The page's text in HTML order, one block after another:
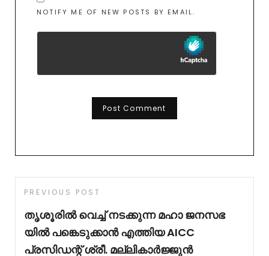
NOTIFY ME OF NEW POSTS BY EMAIL.
PREVIOUS POST
തൃശൂരിൽ വെച്ച് നടക്കുന്ന മഹാ ജനസഭ
യിൽ പങ്കെടുക്കാൻ എത്തിയ AICC
പ്രസിഡന്റ്‌ ശ്രീ. മല്ലികാർജ്ജുൻ